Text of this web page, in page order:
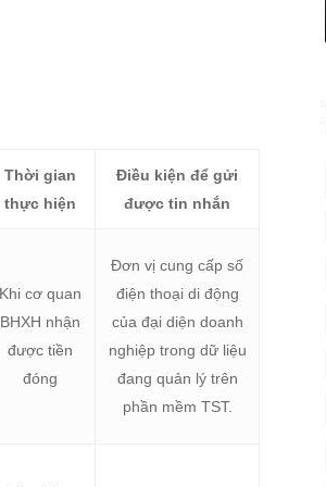
Thời gian
thực hiện
Điều kiện để gửi
được tin nhắn
Khi cơ quan
BHXH nhận
được tiền
đóng
Đơn vị cung cấp số
điện thoại di động
của đại diện doanh
nghiệp trong dữ liệu
đang quản lý trên
phần mềm TST.